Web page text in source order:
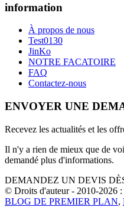
information
À propos de nous
Test0130
JinKo
NOTRE FACATOIRE
FAQ
Contactez-nous
ENVOYER UNE
Recevez les actualités et les
Il n'y a rien de mieux que de
demandé plus d'informations.
DEMANDEZ UN DEVIS
© Droits d'auteur - 2010-2026 :
BLOG DE PREMIER PLAN,